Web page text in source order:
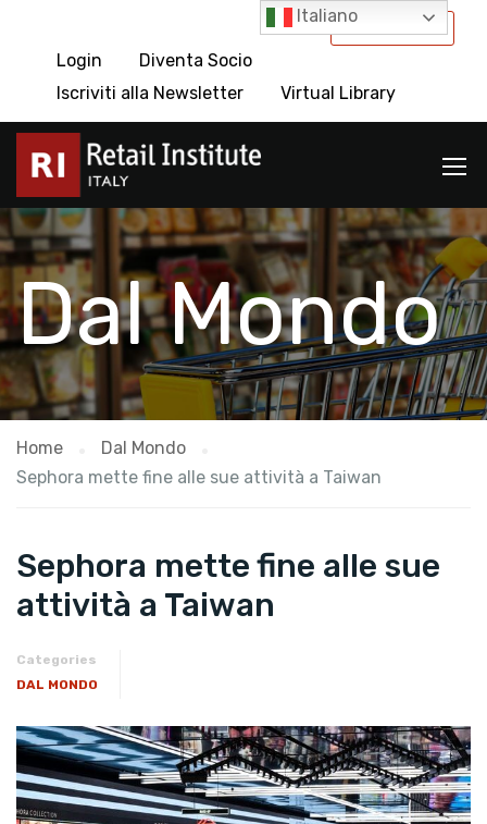
International
Login
Diventa Socio
Iscriviti alla Newsletter
Virtual Library
Dal Mondo
Home
Dal Mondo
Sephora mette fine alle sue attività a Taiwan
Sephora mette fine alle sue
attività a Taiwan
Categories
DAL MONDO
Italiano